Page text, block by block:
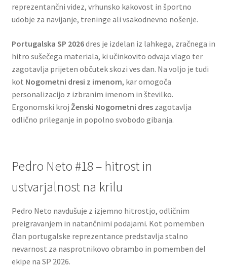
reprezentančni videz, vrhunsko kakovost in športno
udobje za navijanje, treninge ali vsakodnevno nošenje.
Portugalska SP 2026dres je izdelan iz lahkega, zračnega in
hitro sušečega materiala, ki učinkovito odvaja vlago ter
zagotavlja prijeten občutek skozi ves dan. Na voljo je tudi
kot Nogometni dresi z imenom, kar omogoča
personalizacijo z izbranim imenom in številko.
Ergonomski kroj Ženski Nogometni dreszagotavlja
odlično prileganje in popolno svobodo gibanja.
Pedro Neto #18 – hitrost in
ustvarjalnost na krilu
Pedro Neto navdušuje z izjemno hitrostjo, odličnim
preigravanjem in natančnimi podajami. Kot pomemben
član portugalske reprezentance predstavlja stalno
nevarnost za nasprotnikovo obrambo in pomemben del
ekipe na SP 2026.